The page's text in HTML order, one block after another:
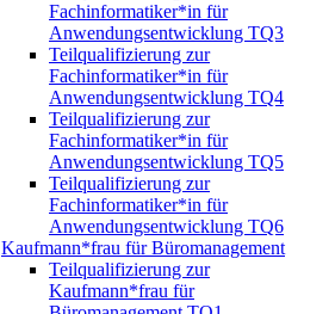
Fachinformatiker*in für
Anwendungsentwicklung TQ3
Teilqualifizierung zur
Fachinformatiker*in für
Anwendungsentwicklung TQ4
Teilqualifizierung zur
Fachinformatiker*in für
Anwendungsentwicklung TQ5
Teilqualifizierung zur
Fachinformatiker*in für
Anwendungsentwicklung TQ6
Kaufmann*frau für Büromanagement
Teilqualifizierung zur
Kaufmann*frau für